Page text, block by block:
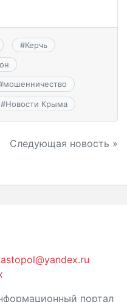
#Керчь
мошенничество
#Новости Крыма
Следующая новость »
портал